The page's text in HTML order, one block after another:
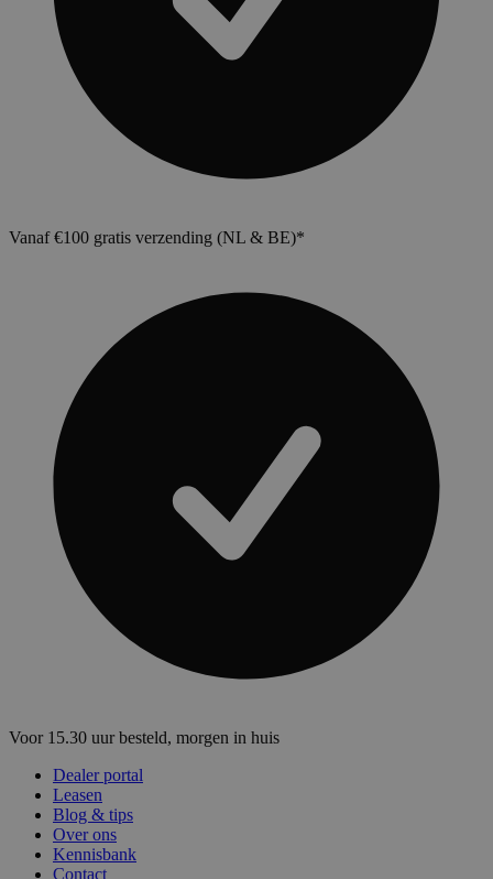
Vanaf €100 gratis verzending (NL & BE)*
Voor 15.30 uur besteld, morgen in huis
Dealer portal
Leasen
Blog & tips
Over ons
Kennisbank
Contact